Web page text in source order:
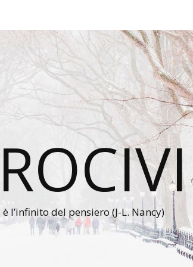
l’infinito del pensiero (J-L. Nancy)